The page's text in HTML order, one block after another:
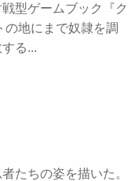
型ゲームブック『ク
の地にまで奴隷を調
る...
たちの姿を描いた。